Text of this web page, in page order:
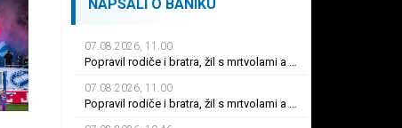
NAPSALI O BANÍKU
07.08.2026, 11.00
Popravil rodiče i bratra, žil s mrtvolami a zahlazoval stopy. Dostal doživotí
07.08.2026, 11.00
Popravil rodiče i bratra, žil s mrtvolami a zahlazoval stopy. Dostal doživotí